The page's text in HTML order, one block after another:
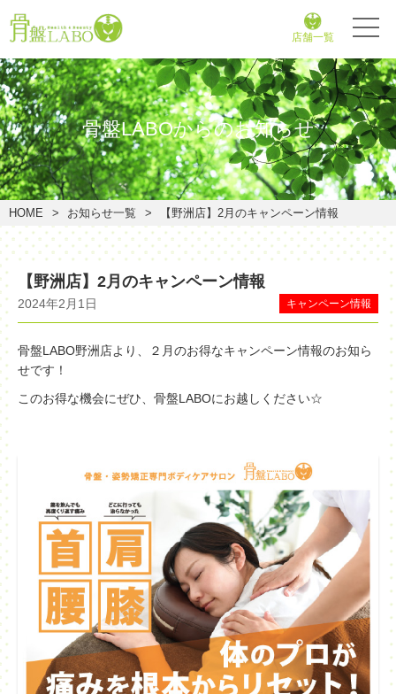
店舗一覧
骨盤LABOからのお知らせ
HOME お知らせ一覧 【野洲店】2月のキャンペーン情報
【野洲店】2月のキャンペーン情報
キャンペーン情報
2024年2月1日
骨盤LABO野洲店より、２月のお得なキャンペーン情報のお知ら
せです！
このお得な機会にぜひ、骨盤LABOにお越しください☆